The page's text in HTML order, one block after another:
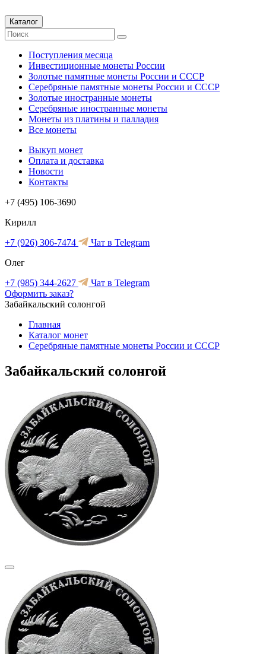
Каталог
Поступления месяца
Инвестиционные монеты России
Золотые памятные монеты России и СССР
Серебряные памятные монеты России и СССР
Золотые иностранные монеты
Серебряные иностранные монеты
Монеты из платины и палладия
Все монеты
Выкуп монет
Оплата и доставка
Новости
Контакты
+7 (495) 106-3690
Кирилл
+7 (926) 306-7474
Чат в Telegram
Олег
+7 (985) 344-2627
Чат в Telegram
Оформить заказ?
Забайкальский солонгой
Главная
Каталог монет
Серебряные памятные монеты России и СССР
Забайкальский солонгой